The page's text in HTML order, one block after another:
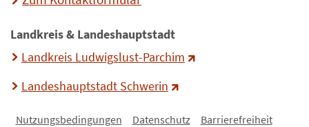
Landkreis & Landeshauptstadt
Landkreis Ludwigslust-Parchim
Landeshauptstadt Schwerin
Nutzungsbedingungen Datenschutz
Barrierefreiheit